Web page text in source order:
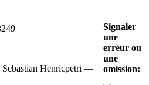
Sebastian Henricpetri —
Signaler
une
erreur ou
une
omission: